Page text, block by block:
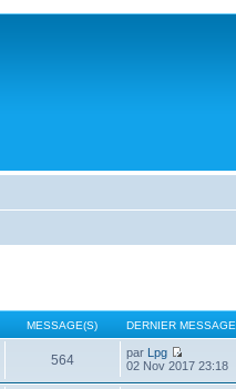
MESSAGE(S) DERNIER MESSAGE
564 par Lpg
02 Nov 2017 23:18